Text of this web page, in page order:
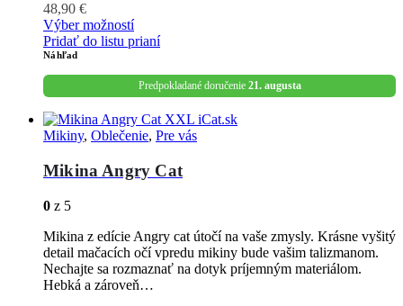
48,90 €
Výber možností
Pridať do listu prianí
Náhľad
Predpokladané doručenie 21. augusta
Mikiny, Oblečenie, Pre vás
Mikina Angry Cat
0 z 5
Mikina z edície Angry cat útočí na vaše zmysly. Krásne vyšitý
detail mačacích očí vpredu mikiny bude vašim talizmanom.
Nechajte sa rozmaznať na dotyk príjemným materiálom.
Hebká a zároveň…